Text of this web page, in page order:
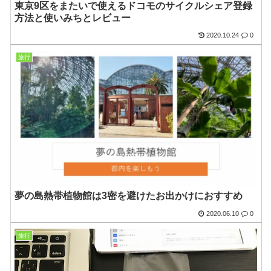
東京9区をまたいで使えるドコモのサイクルシェア登録
方法と使いみちとレビュー
2020.10.24 0
旅行
夢の島熱帯植物館は3密を避けたお出かけにおすすめ
2020.06.10 0
旅行